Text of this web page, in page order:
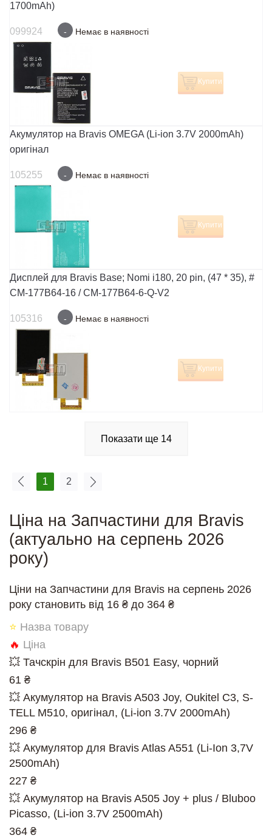
1700mAh)
099924 - Немає в наявності
Купити
Акумулятор на Bravis OMEGA (Li-ion 3.7V 2000mAh)
оригінал
105255 - Немає в наявності
Купити
Дисплей для Bravis Base; Nomi i180, 20 pin, (47 * 35), #
CM-177B64-16 / СМ-177В64-6-Q-V2
105316 - Немає в наявності
Купити
Показати ще 14
1 2
Ціна на Запчастини для Bravis
(актуально на серпень 2026
року)
Ціни на Запчастини для Bravis на серпень 2026
року становить від 16 ₴ до 364 ₴
⭐ Назва товару
🔥 Ціна
💥 Тачскрін для Bravis B501 Easy, чорний
61 ₴
💥 Акумулятор на Bravis A503 Joy, Oukitel C3, S-
TELL M510, оригінал, (Li-ion 3.7V 2000mAh)
296 ₴
💥 Акумулятор для Bravis Atlas A551 (Li-Ion 3,7V
2500mAh)
227 ₴
💥 Акумулятор на Bravis A505 Joy + plus / Bluboo
Picasso, (Li-ion 3.7V 2500mAh)
364 ₴